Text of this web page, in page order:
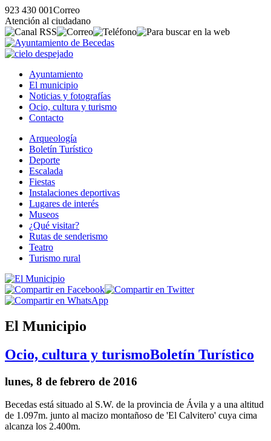
923 430 001Correo
Atención al ciudadano
Ayuntamiento
El municipio
Noticias y fotografías
Ocio, cultura y turismo
Contacto
Arqueología
Boletín Turístico
Deporte
Escalada
Fiestas
Instalaciones deportivas
Lugares de interés
Museos
¿Qué visitar?
Rutas de senderismo
Teatro
Turismo rural
El Municipio
Ocio, cultura y turismoBoletín Turístico
lunes, 8 de febrero de 2016
Becedas está situado al S.W. de la provincia de Ávila y a una altitud
de 1.097m. junto al macizo montañoso de 'El Calvitero' cuya cima
alcanza los 2.400m.